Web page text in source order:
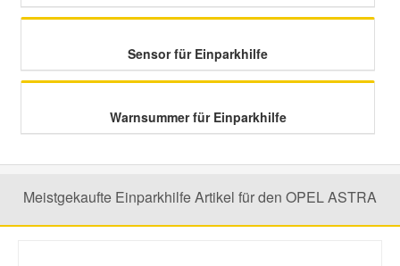
Sensor für Einparkhilfe
Warnsummer für Einparkhilfe
Meistgekaufte Einparkhilfe Artikel für den OPEL ASTRA